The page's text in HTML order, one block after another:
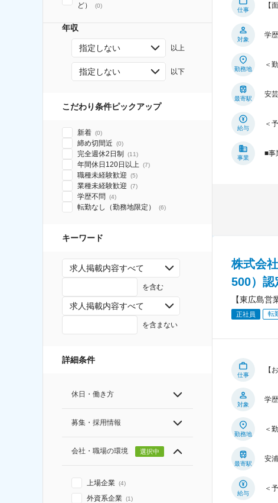
ど）
(0)
年収
指定しない 以上
指定しない 以下
こだわり条件ピックアップ
新着 (0)
締め切間近 (0)
完全週休2日制 (11)
年間休日120日以上 (7)
職種未経験歓迎 (5)
業種未経験歓迎 (7)
学歴不問 (4)
転勤なし（勤務地限定） (6)
キーワード
求人掲載内容すべて
を含む
求人掲載内容すべて
を含まない
詳細条件
休日・働き方
募集・採用情報
会社・職場の環境 選択中
上場企業 (4)
外資系企業 (1)
仕事
【
対象
学
勤務地
＜
最寄駅
安
給与
＜
事業
■事
株式会
500）認
【東広島
正社員 転
仕事
【
対象
学
勤務地
＜
最寄駅
安
給与
＜